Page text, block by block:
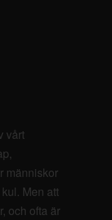
vårt
människor
Men att
och ofta är